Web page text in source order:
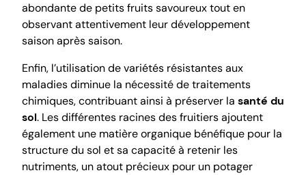
abondante de petits fruits savoureux tout en
observant attentivement leur développement
saison après saison.
Enfin, l’utilisation de variétés résistantes aux
maladies diminue la nécessité de traitements
chimiques, contribuant ainsi à préserver la santé du
sol. Les différentes racines des fruitiers ajoutent
également une matière organique bénéfique pour la
structure du sol et sa capacité à retenir les
nutriments, un atout précieux pour un potager